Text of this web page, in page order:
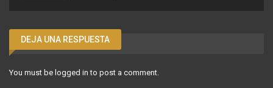
DEJA UNA RESPUESTA
You must be logged in to post a comment.